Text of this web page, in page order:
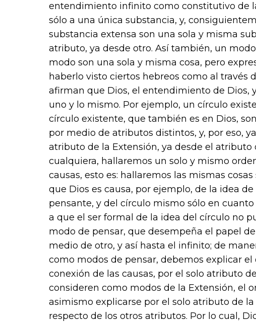
entendimiento infinito como constitutivo de
sólo a una única substancia, y,
substancia extensa son una sola y misma
atributo, ya desde otro. Así también, un
modo son una sola y misma cosa, pero
haberlo visto ciertos hebreos como al través
afirman que Dios, el entendimiento de Dios,
uno y lo mismo. Por ejemplo, un círculo
círculo existente, que también es en Dios,
por medio de atributos distintos, y, por eso,
atributo de la Extensión, ya desde el
cualquiera, hallaremos un solo y mismo
causas, esto es: hallaremos las mismas
que Dios es causa, por ejemplo, de la idea
pensante, y del círculo mismo sólo en
a que el ser formal de la idea del círculo no
modo de pensar, que desempeña el papel
medio de otro, y así hasta el infinito; de
como modos de pensar, debemos explicar
conexión de las causas, por el solo atributo
consideren como modos de la Extensión, el
asimismo explicarse por el solo atributo de
respecto de los otros atributos. Por lo cual,